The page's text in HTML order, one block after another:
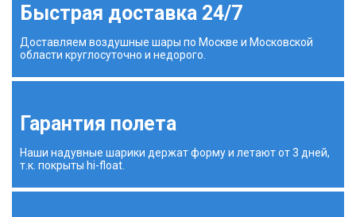
Быстрая доставка 24/7
Доставляем воздушные шары по Москве и Московской
области круглосуточно и недорого.
Гарантия полета
Наши надувные шарики держат форму и летают от 3 дней,
т.к. покрыты hi-float.